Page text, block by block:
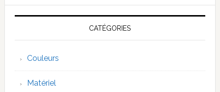
CATÉGORIES
Couleurs
Matériel